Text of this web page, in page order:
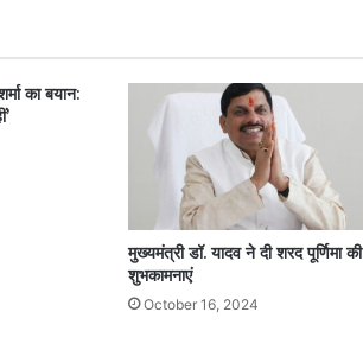
का बयान:
मुख्यमंत्री डॉ. यादव ने दी शरद पूर्णिमा की
शुभकामनाएं
October 16, 2024